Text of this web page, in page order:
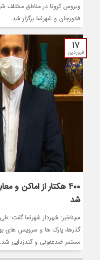
ویروس کرونا در مناطق مختلف
فلاورجان و شهرضا برگزار شد.
17
فروردین
۴۰۰ هکتار از اماکن
شد
گذرها، پارک ها و سرویس های
مستمر ضدعفونی و گندزدایی شد.